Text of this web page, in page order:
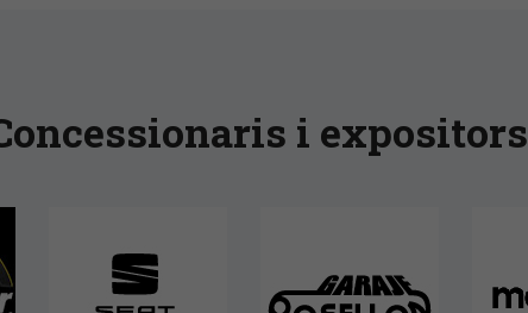
i expositors